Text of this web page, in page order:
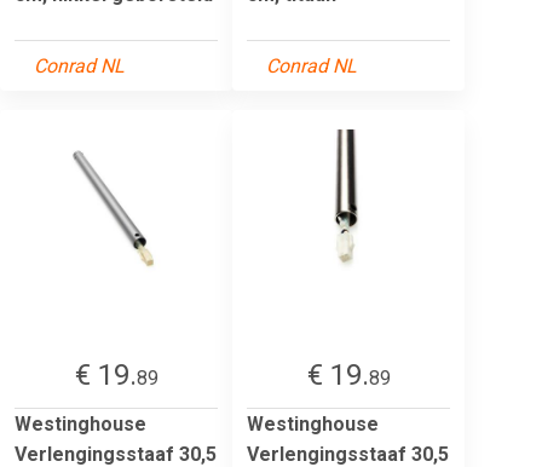
Conrad NL Conrad NL
€ 19.89
Westinghouse
Verlengingsstaaf 30,5
€ 19.89
Westinghouse
Verlengingsstaaf 30,5